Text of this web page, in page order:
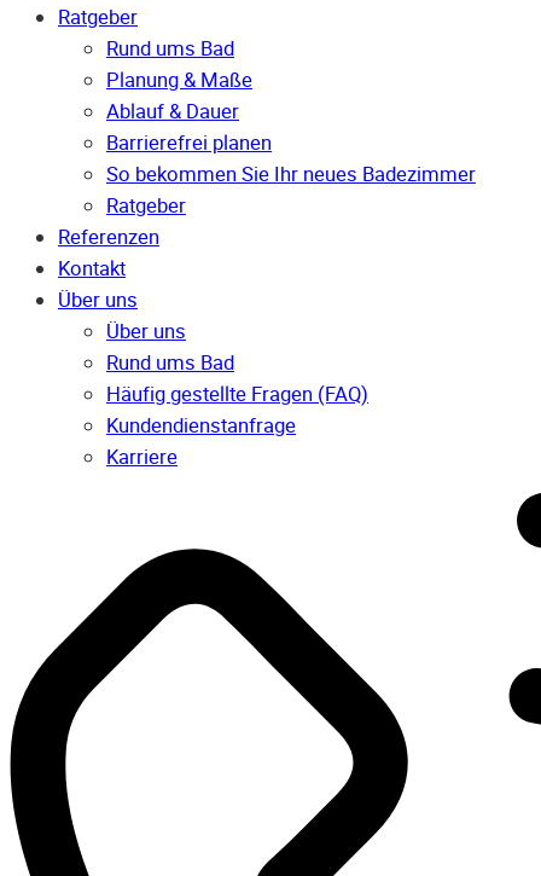
Ratgeber
Rund ums Bad
Planung & Maße
Ablauf & Dauer
Barrierefrei planen
So bekommen Sie Ihr neues Badezimmer
Ratgeber
Referenzen
Kontakt
Über uns
Über uns
Rund ums Bad
Häufig gestellte Fragen (FAQ)
Kunden­dienst­anfrage
Karriere